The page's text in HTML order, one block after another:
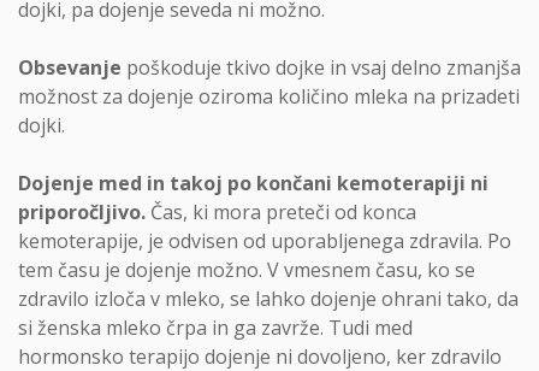
dojki, pa dojenje seveda ni možno.
Obsevanje poškoduje tkivo dojke in vsaj delno zmanjša
možnost za dojenje oziroma količino mleka na prizadeti
dojki.
Dojenje med in takoj po končani kemoterapiji ni
priporočljivo. Čas, ki mora preteči od konca
kemoterapije, je odvisen od uporabljenega zdravila. Po
tem času je dojenje možno. V vmesnem času, ko se
zdravilo izloča v mleko, se lahko dojenje ohrani tako, da
si ženska mleko črpa in ga zavrže. Tudi med
hormonsko terapijo dojenje ni dovoljeno, ker zdravilo